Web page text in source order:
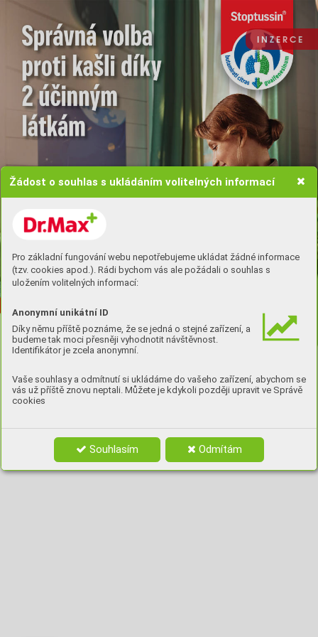
Žádost o souhlas s ukládáním volitelných informací
Pro základní fungování webu nepotřebujeme ukládat žádné informace
(tzv. cookies apod.). Rádi bychom vás ale požádali o souhlas s
uložením volitelných informací:
Anonymní unikátní ID
Díky němu příště poznáme, že se jedná o stejné zařízení, a
budeme tak moci přesněji vyhodnotit návštěvnost.
Identifikátor je zcela anonymní.
Vaše souhlasy a odmítnutí si ukládáme do vašeho zařízení, abychom se
vás už příště znovu neptali. Můžete je kdykoli později upravit ve Správě
cookies
Souhlasím Odmítám
Koupit zde
I N Z E R C E